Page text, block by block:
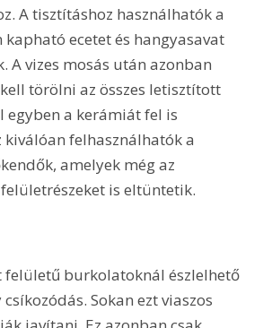
A tisztításhoz használhatók a
kapható ecetet és hangyasavat
A vizes mosás után azonban
törölni az összes letisztított
a kerámiát fel is
kiválóan felhasználhatók a
amelyek még az
is eltüntetik.
felületű burkolatoknál észlelhető
Sokan ezt viaszos